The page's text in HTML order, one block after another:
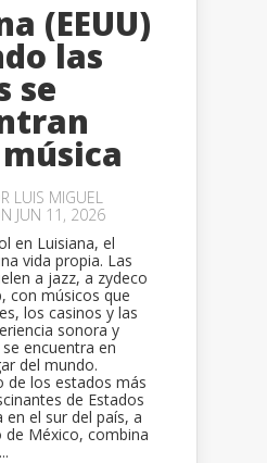
(EEUU)
las
se
LUIS MIGUEL
JUN 11, 2026
en Luisiana, el
vida propia. Las
a jazz, a zydeco
con músicos que
los casinos y las
sonora y
encuentra en
del mundo.
de los estados más
de Estados
en el sur del país, a
México, combina